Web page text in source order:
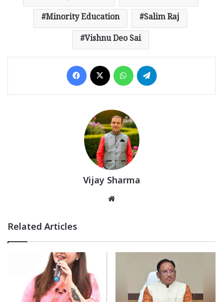
Minority Education
Salim Raj
Vishnu Deo Sai
Facebook WhatsApp
Vijay Sharma
Related Articles